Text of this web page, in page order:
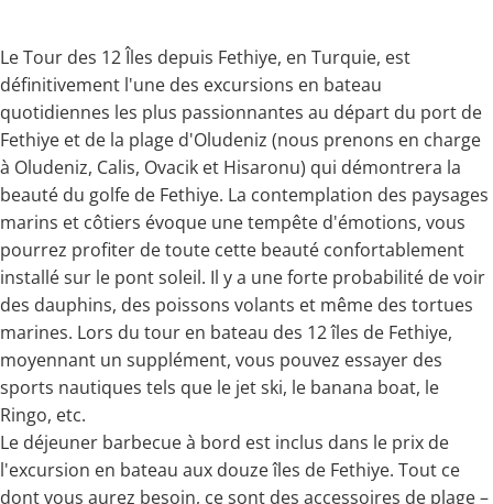
Le Tour des 12 Îles depuis Fethiye, en Turquie, est
définitivement l'une des excursions en bateau
quotidiennes les plus passionnantes au départ du port de
Fethiye et de la plage d'Oludeniz (nous prenons en charge
à Oludeniz, Calis, Ovacik et Hisaronu) qui démontrera la
beauté du golfe de Fethiye. La contemplation des paysages
marins et côtiers évoque une tempête d'émotions, vous
pourrez profiter de toute cette beauté confortablement
installé sur le pont soleil. Il y a une forte probabilité de voir
des dauphins, des poissons volants et même des tortues
marines. Lors du tour en bateau des 12 îles de Fethiye,
moyennant un supplément, vous pouvez essayer des
sports nautiques tels que le jet ski, le banana boat, le
Ringo, etc.
Le déjeuner barbecue à bord est inclus dans le prix de
l'excursion en bateau aux douze îles de Fethiye. Tout ce
dont vous aurez besoin, ce sont des accessoires de plage –